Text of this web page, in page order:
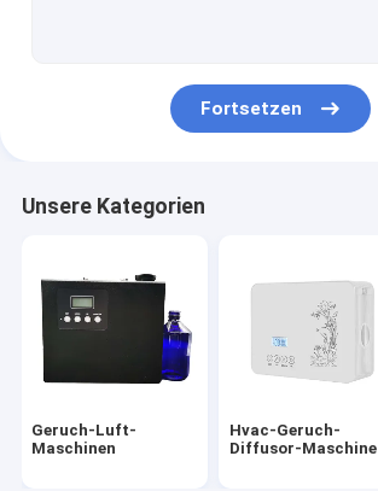
Manueller Seifenspender
Aroma-Diffusor-ätherisches Öl
Duft-Geschenk-Sätze
An der Wand befestigter Handtrockner
Fortsetzen
Unsere Kategorien
Geruch-Luft-
Maschinen
Hvac-Geruch-
Diffusor-Maschine